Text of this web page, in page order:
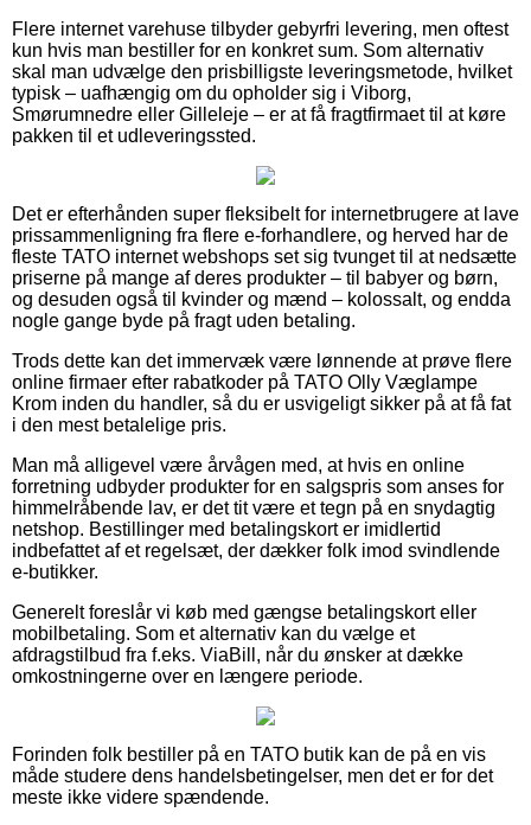
Flere internet varehuse tilbyder gebyrfri levering, men oftest
kun hvis man bestiller for en konkret sum. Som alternativ
skal man udvælge den prisbilligste leveringsmetode, hvilket
typisk – uafhængig om du opholder sig i Viborg,
Smørumnedre eller Gilleleje – er at få fragtfirmaet til at køre
pakken til et udleveringssted.
Det er efterhånden super fleksibelt for internetbrugere at lave
prissammenligning fra flere e-forhandlere, og herved har de
fleste TATO internet webshops set sig tvunget til at nedsætte
priserne på mange af deres produkter – til babyer og børn,
og desuden også til kvinder og mænd – kolossalt, og endda
nogle gange byde på fragt uden betaling.
Trods dette kan det immervæk være lønnende at prøve flere
online firmaer efter rabatkoder på TATO Olly Væglampe
Krom inden du handler, så du er usvigeligt sikker på at få fat
i den mest betalelige pris.
Man må alligevel være årvågen med, at hvis en online
forretning udbyder produkter for en salgspris som anses for
himmelråbende lav, er det tit være et tegn på en snydagtig
netshop. Bestillinger med betalingskort er imidlertid
indbefattet af et regelsæt, der dækker folk imod svindlende
e-butikker.
Generelt foreslår vi køb med gængse betalingskort eller
mobilbetaling. Som et alternativ kan du vælge et
afdragstilbud fra f.eks. ViaBill, når du ønsker at dække
omkostningerne over en længere periode.
Forinden folk bestiller på en TATO butik kan de på en vis
måde studere dens handelsbetingelser, men det er for det
meste ikke videre spændende.